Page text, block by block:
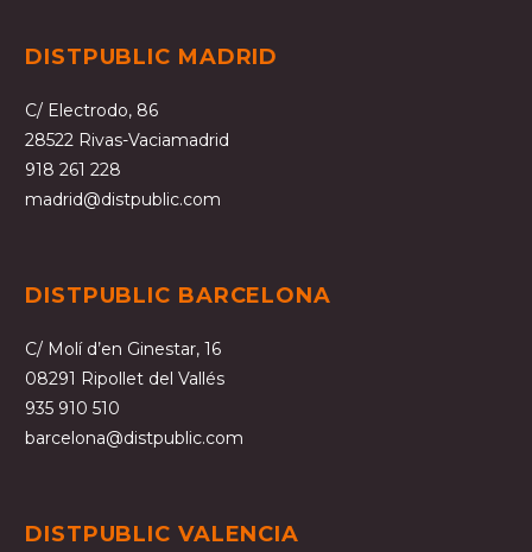
DISTPUBLIC MADRID
C/ Electrodo, 86
28522 Rivas-Vaciamadrid
918 261 228
madrid@distpublic.com
DISTPUBLIC BARCELONA
C/ Molí d’en Ginestar, 16
08291 Ripollet del Vallés
935 910 510
barcelona@distpublic.com
DISTPUBLIC VALENCIA